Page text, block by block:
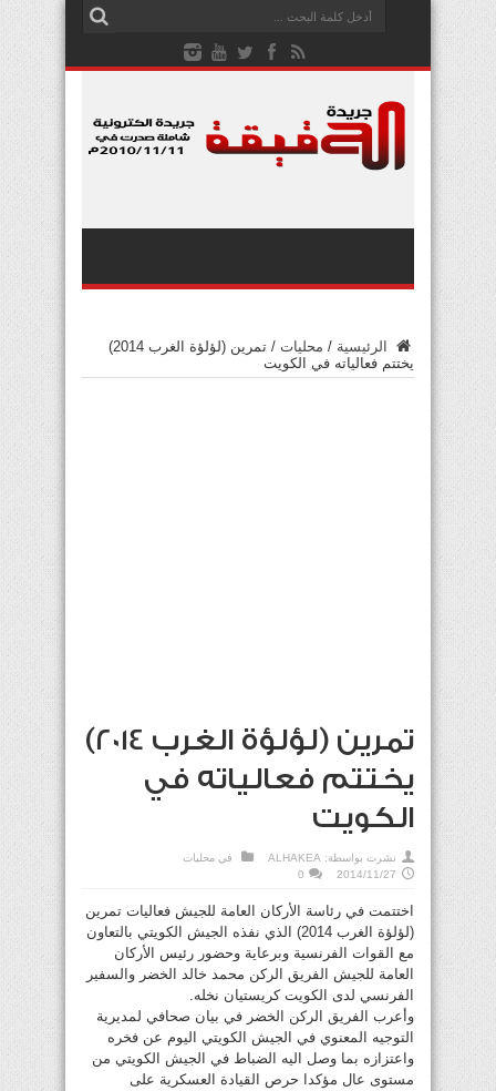
الرئيسية / محليات /
تمرين (لؤلؤة الغرب 2014)
يختتم فعالياته في الكويت
تمرين (لؤلؤة الغرب 2014)
يختتم فعالياته في
الكويت
نشرت بواسطة: ALHAKEA في محليات
2014/11/27
0
اختتمت في رئاسة الأركان العامة للجيش فعاليات تمرين
(لؤلؤة الغرب 2014) الذي نفذه الجيش الكويتي بالتعاون
مع القوات الفرنسية وبرعاية وحضور رئيس الأركان
العامة للجيش الفريق الركن محمد خالد الخضر والسفير
الفرنسي لدى الكويت كريستيان نخله.
وأعرب الفريق الركن الخضر في بيان صحافي لمديرية
التوجيه المعنوي في الجيش الكويتي اليوم عن فخره
واعتزازه بما وصل اليه الضباط في الجيش الكويتي من
مستوى عال مؤكدا حرص القيادة العسكرية على